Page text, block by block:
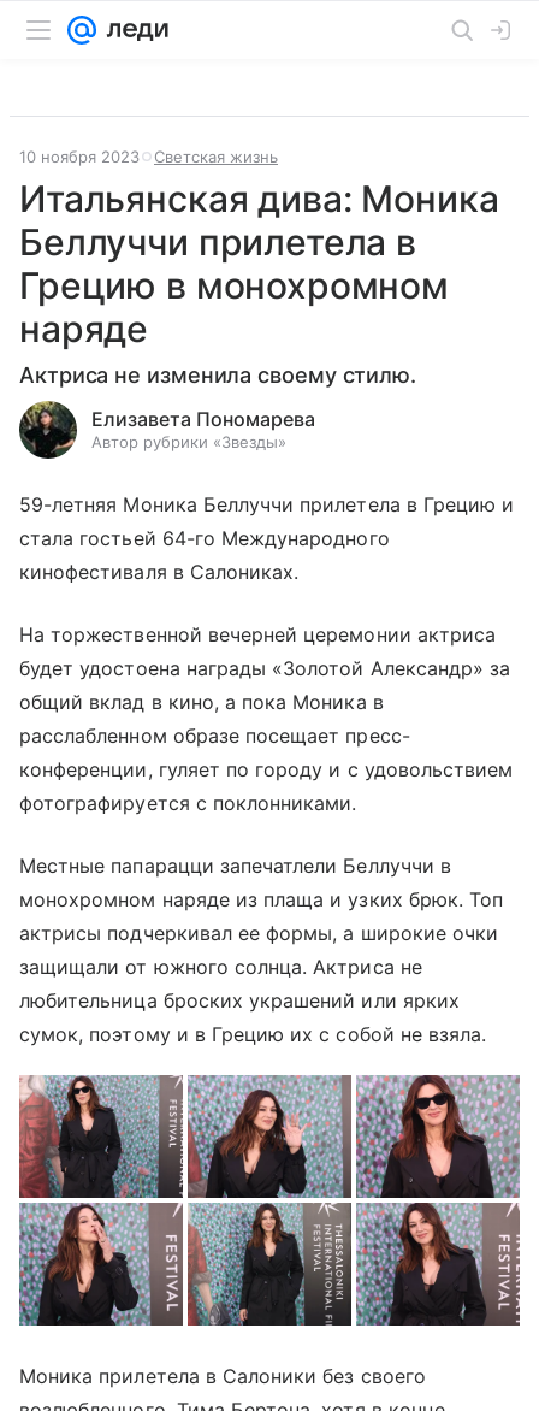
10 ноября 2023 Светская жизнь
Итальянская дива: Моника
Беллуччи прилетела в
Грецию в монохромном
наряде
Актриса не изменила своему стилю.
Елизавета Пономарева
Автор рубрики «Звезды»
59-летняя Моника Беллуччи прилетела в Грецию и
стала гостьей 64-го Международного
кинофестиваля в Салониках.
На торжественной вечерней церемонии актриса
будет удостоена награды «Золотой Александр» за
общий вклад в кино, а пока Моника в
расслабленном образе посещает пресс-
конференции, гуляет по городу и с удовольствием
фотографируется с поклонниками.
Местные папарацци запечатлели Беллуччи в
монохромном наряде из плаща и узких брюк. Топ
актрисы подчеркивал ее формы, а широкие очки
защищали от южного солнца. Актриса не
любительница броских украшений или ярких
сумок, поэтому и в Грецию их с собой не взяла.
Моника прилетела в Салоники без своего